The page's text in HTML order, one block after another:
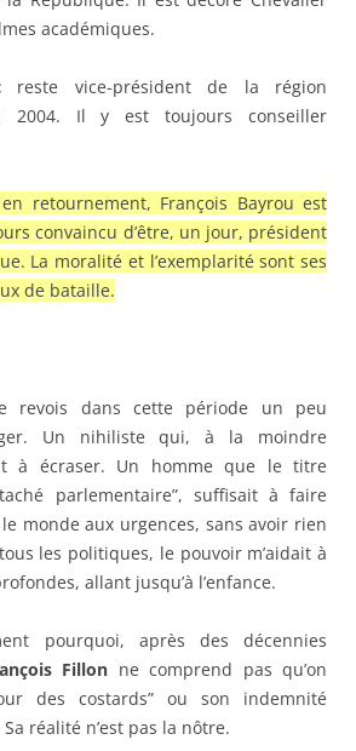
académiques.
reste vice-président de la région
2004. Il y est toujours conseiller
retournement, François Bayrou est
convaincu d’être, un jour, président
La moralité et l’exemplarité sont ses
de bataille.
revois dans cette période un peu
Un nihiliste qui, à la moindre
à écraser. Un homme que le titre
parlementaire”, suffisait à faire
monde aux urgences, sans avoir rien
les politiques, le pouvoir m’aidait à
allant jusqu’à l’enfance.
pourquoi, après des décennies
Fillon ne comprend pas qu’on
des costards” ou son indemnité
réalité n’est pas la nôtre.